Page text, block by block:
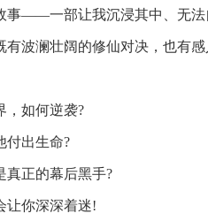
事——一部让我沉浸其中、无
波澜壮阔的修仙对决，也有感
，如何逆袭?
付出生命?
真正的幕后黑手?
让你深深着迷!